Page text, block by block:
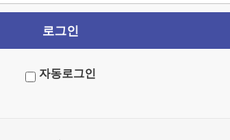
자동로그인